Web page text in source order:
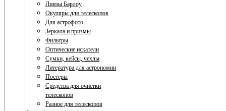
Линзы Барлоу
Окуляры для телескопов
Для астрофото
Зеркала и призмы
Фильтры
Оптические искатели
Сумки, кейсы, чехлы
Литература для астрономии
Постеры
Средства для очистки
телескопов
Разное для телескопов